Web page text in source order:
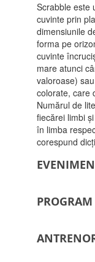
Scrabble este
cuvinte prin
dimensiunile
forma pe
cuvinte
mare atunci
valoroase)
colorate, care
Numărul de
fiecărei limbi
în limba
corespund